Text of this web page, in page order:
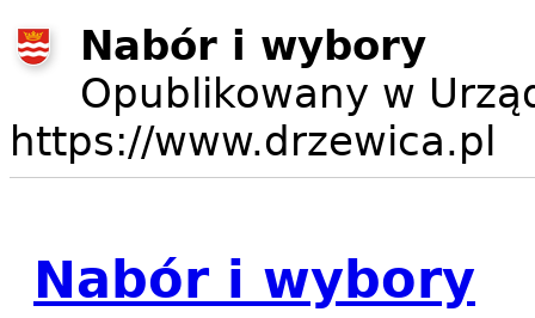
Nabór i wybory
Opublikowany w
https://www.drzewica.pl
Nabór i wybory